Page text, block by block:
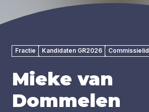
Fractie Kandidaten GR2026 Commissielid
Mieke van
Dommelen